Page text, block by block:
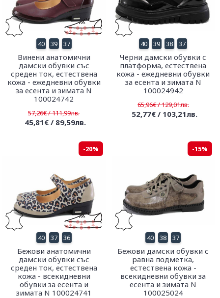
40 39 37
Винени анатомични
дамски обувки със
среден ток, естествена
кожа - ежедневни обувки
за есента и зимата N
100024742
57,26€ / 111,99лв.
45,81€ / 89,59лв.
40 39 38 37
Черни дамски обувки с
платформа, естествена
кожа - ежедневни обувки
за есента и зимата N
100024942
65,96€ / 129,01лв.
52,77€ / 103,21лв.
-20%
40 37 36
Бежови анатомични
дамски обувки със
среден ток, естествена
кожа - всекидневни
обувки за есента и
зимата N 100024741
-15%
40 38 37
Бежови дамски обувки с
равна подметка,
естествена кожа -
всекидневни обувки за
есента и зимата N
100025024